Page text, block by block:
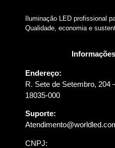
Iluminação LED profissional
Qualidade, economia e
Endereço:
R. Sete de Setembro, 204
18035-000
Suporte:
CNPJ: